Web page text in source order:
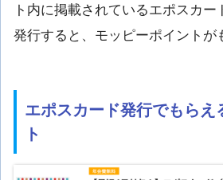
ト内に掲載されているエポスカー
発行すると、モッピーポイントが
エポスカード発行でもらえ
ト